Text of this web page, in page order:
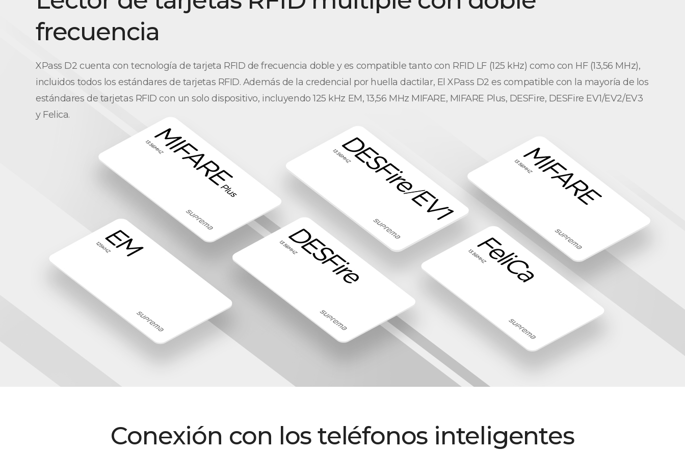
frecuencia
XPass D2 cuenta con tecnología de tarjeta RFID de frecuencia doble y es compatible tanto con RFID LF (125 kHz) como con HF (13,56 MHz),
incluidos todos los estándares de tarjetas RFID. Además de la credencial por huella dactilar, El XPass D2 es compatible con la mayoría de los
estándares de tarjetas RFID con un solo dispositivo, incluyendo 125 kHz EM, 13,56 MHz MIFARE, MIFARE Plus, DESFire, DESFire EV1/EV2/EV3
y Felica.
Conexión con los teléfonos inteligentes